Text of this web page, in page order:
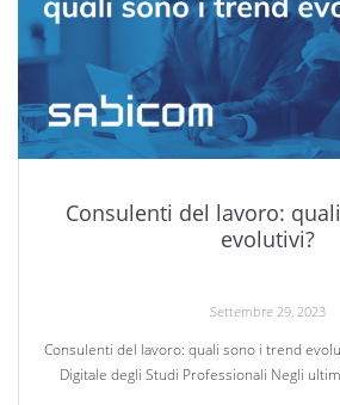
Consulenti del lavoro:
evolutivi?
Settembre 29, 2023
Consulenti del lavoro: quali sono i trend
Digitale degli Studi Professionali Negli